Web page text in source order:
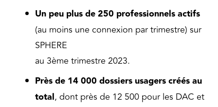
Un peu plus de 250 professionnels actifs
(au moins une connexion par trimestre) sur
SPHERE
au 3ème trimestre 2023.
Près de 14 000 dossiers usagers créés au
total, dont près de 12 500 pour les DAC et